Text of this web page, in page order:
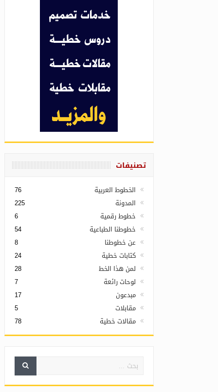
تصنيفات
الخطوط العربية 76
المدونة 225
خطوط رقمية 6
خطوطنا الطباعية 54
عن خطوطنا 8
كتابات خطية 24
لمن هذا الخط 28
لوحات رائعة 7
مبدعون 17
مقابلات 5
مقالات خطية 78